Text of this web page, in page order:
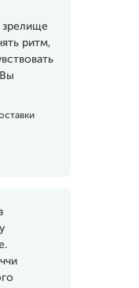
ритм,